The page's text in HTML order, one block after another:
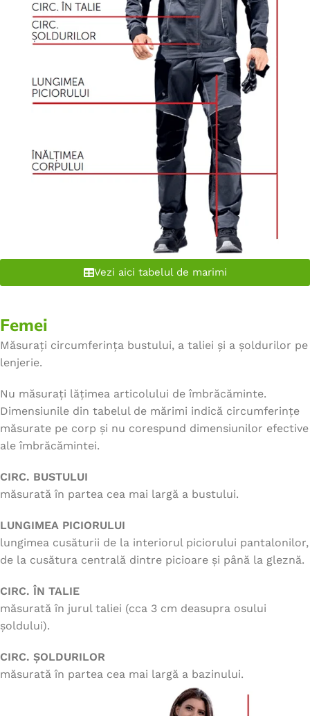
Vezi aici tabelul de marimi
Femei
Măsurați circumferința bustului, a taliei și a șoldurilor pe
lenjerie.
Nu măsurați lățimea articolului de îmbrăcăminte.
Dimensiunile din tabelul de mărimi indică circumferințe
măsurate pe corp și nu corespund dimensiunilor efective
ale îmbrăcămintei.
CIRC. BUSTULUI
măsurată în partea cea mai largă a bustului.
LUNGIMEA PICIORULUI
lungimea cusăturii de la interiorul piciorului pantalonilor,
de la cusătura centrală dintre picioare și până la gleznă.
CIRC. ÎN TALIE
măsurată în jurul taliei (cca 3 cm deasupra osului
șoldului).
CIRC. ȘOLDURILOR
măsurată în partea cea mai largă a bazinului.